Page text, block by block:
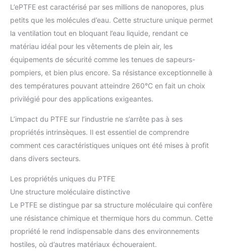
L’ePTFE est caractérisé par ses millions de nanopores, plus
petits que les molécules d’eau. Cette structure unique permet
la ventilation tout en bloquant l’eau liquide, rendant ce
matériau idéal pour les vêtements de plein air, les
équipements de sécurité comme les tenues de sapeurs-
pompiers, et bien plus encore. Sa résistance exceptionnelle à
des températures pouvant atteindre 260°C en fait un choix
privilégié pour des applications exigeantes.
L’impact du PTFE sur l’industrie ne s’arrête pas à ses
propriétés intrinsèques. Il est essentiel de comprendre
comment ces caractéristiques uniques ont été mises à profit
dans divers secteurs.
Les propriétés uniques du PTFE
Une structure moléculaire distinctive
Le PTFE se distingue par sa structure moléculaire qui confère
une résistance chimique et thermique hors du commun. Cette
propriété le rend indispensable dans des environnements
hostiles, où d’autres matériaux échoueraient.